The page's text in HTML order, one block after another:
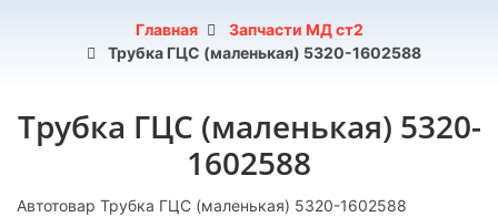
Главная
Запчасти МД ст2
Трубка ГЦС (маленькая) 5320-1602588
Трубка ГЦС (маленькая) 5320-
1602588
Автотовар Трубка ГЦС (маленькая) 5320-1602588